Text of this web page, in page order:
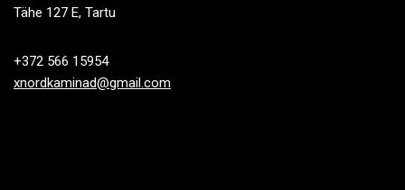
Tähe 127 E, Tartu
+372 566 15954
xnordkaminad@gmail.com